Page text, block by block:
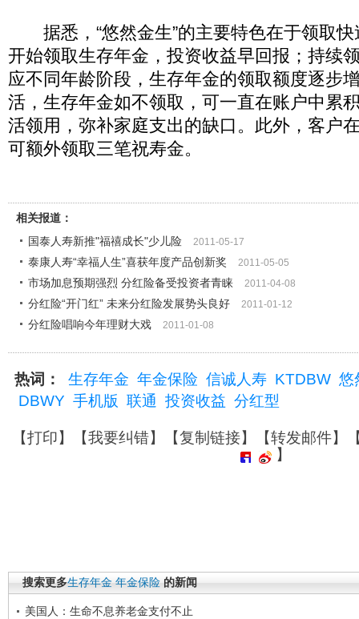
据悉，“悠然金生”的主要特色在于领取快
开始领取生存年金，投资收益早回报；持续
应不同年龄阶段，生存年金的领取额度逐步
活，生存年金如不领取，可一直在账户中累
活领用，弥补家庭支出的缺口。此外，客户
可额外领取三笔祝寿金。
相关报道：
国泰人寿新推"福禧成长"少儿险
2011-05-17
泰康人寿“幸福人生”喜获年度产品创新奖 2011-05-05
市场加息预期强烈 分红险备受投资者青睐 2011-04-08
分红险“开门红” 未来分红险发展势头良好 2011-01-12
分红险唱响今年理财大戏 2011-01-08
热词： 生存年金 年金保险 信诚人寿 KTDBW 悠
DBWY 手机版 联通 投资收益 分红型
【打印】【我要纠错】【复制链接】【转发邮件】
】
搜索更多生存年金 年金保险 的新闻
美国人：生命不息养老金支付不止